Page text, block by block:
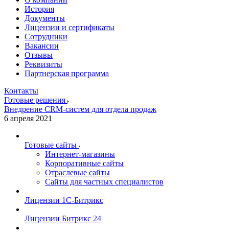
История
Документы
Лицензии и сертификаты
Сотрудники
Вакансии
Отзывы
Реквизиты
Партнерская программа
Контакты
Готовые решения
Внедрение CRM-систем для отдела продаж
6 апреля 2021
Готовые сайты
Интернет-магазины
Корпоративные сайты
Отраслевые сайты
Сайты для частных специалистов
Лицензии 1С-Битрикс
Лицензии Битрикс 24